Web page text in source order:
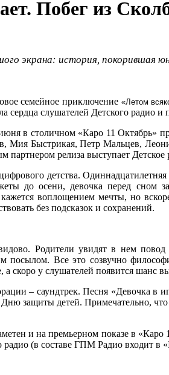
Побег из
экрана: история, покорившая
семейное приключение «Летом
сердца слушателей Детского радио
в столичном «Каро 11 Октябрь»
Мия Быстрикая, Петр Мальцев,
релиза выступает Детское
детства.
до осени, девочка перед сном
воплощением мечты, но
без подсказок и сохранений.
Родители увидят в нем
Все это созвучно
а скоро у слушателей появится
– саундтрек. Песня «Девочка в
защиты детей. Примечательно,
и на премьерном показе в
радио (в составе ГПМ Радио входит в